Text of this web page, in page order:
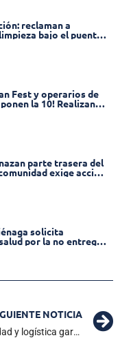
reclaman a
bajo el puente
Fest y operarios de
la 10! Realizan
del Coliseo
parte trasera del
exige acción
solicita
por la no entrega
NOTICIA
¡Seguridad y logística garantizadas! Se instala el PMU para la 5ª versión del Gran Fondo Santa Marta